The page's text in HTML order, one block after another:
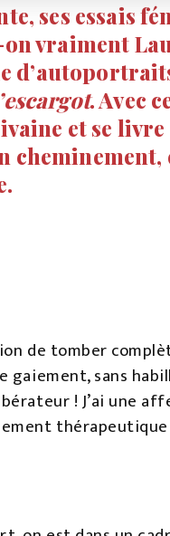
ses essais
vraiment
. Avec
et se
de tomber
gaiement, sans
! J’ai une